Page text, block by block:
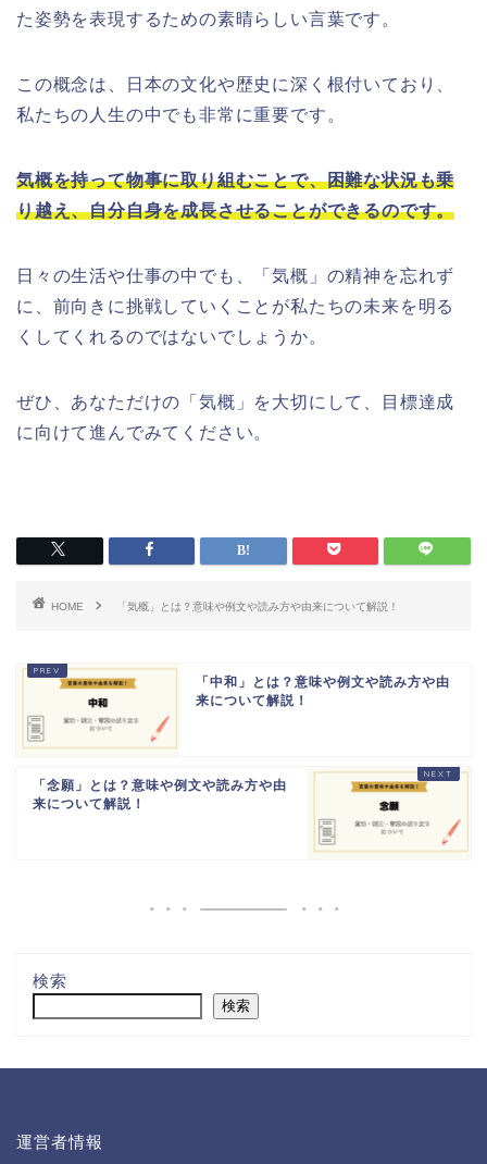
た姿勢を表現するための素晴らしい言葉です。
この概念は、日本の文化や歴史に深く根付いており、
私たちの人生の中でも非常に重要です。
気概を持って物事に取り組むことで、困難な状況も乗
り越え、自分自身を成長させることができるのです。
日々の生活や仕事の中でも、「気概」の精神を忘れず
に、前向きに挑戦していくことが私たちの未来を明る
くしてくれるのではないでしょうか。
ぜひ、あなただけの「気概」を大切にして、目標達成
に向けて進んでみてください。
HOME 「気概」とは？意味や例文や読み方や由来について解説！
「中和」とは？意味や例文や読み方や由
来について解説！
「念願」とは？意味や例文や読み方や由
来について解説！
検索
検索
運営者情報